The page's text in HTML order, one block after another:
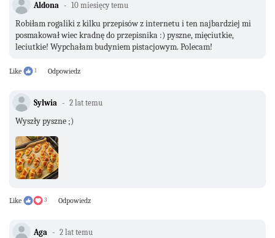
Aldona 10 miesięcy temu
Robiłam rogaliki z kilku przepisów z internetu i ten najbardziej mi
posmakował wiec kradnę do przepisnika :) pyszne, mięciutkie,
leciutkie! Wypchałam budyniem pistacjowym. Polecam!
Like 1 Odpowiedz
Sylwia 2 lat temu
Wyszły pyszne ;)
Like 3 Odpowiedz
Aga 2 lat temu